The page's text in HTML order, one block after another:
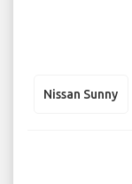
Nissan Sunny